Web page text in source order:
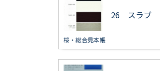
26 スラブ
桜・総合見本帳